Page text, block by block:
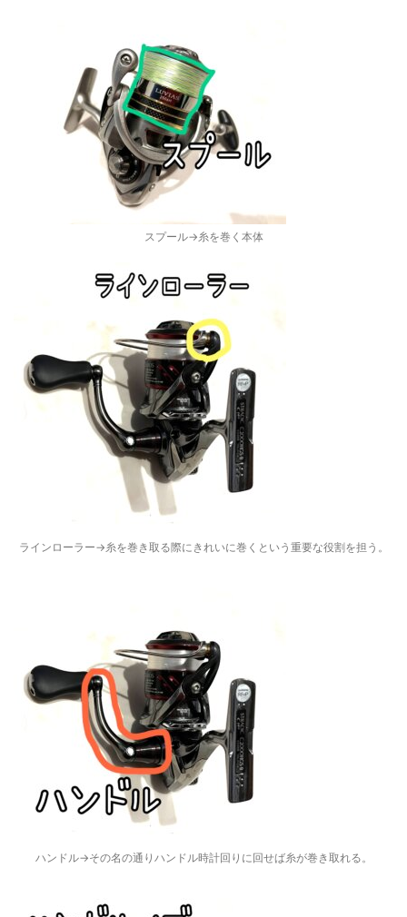
スプール→糸を巻く本体
ラインローラー→糸を巻き取る際にきれいに巻くという重要な役割を担う。
ハンドル→その名の通りハンドル時計回りに回せば糸が巻き取れる。